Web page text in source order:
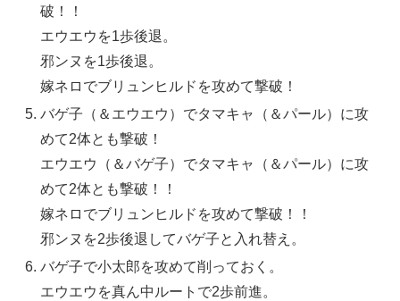
破！！
エウエウを1歩後退。
邪ンヌを1歩後退。
嫁ネロでブリュンヒルドを攻めて撃破！
バゲ子（＆エウエウ）でタマキャ（＆パール）に攻
めて2体とも撃破！
エウエウ（＆バゲ子）でタマキャ（＆パール）に攻
めて2体とも撃破！！
嫁ネロでブリュンヒルドを攻めて撃破！！
邪ンヌを2歩後退してバゲ子と入れ替え。
バゲ子で小太郎を攻めて削っておく。
エウエウを真ん中ルートで2歩前進。